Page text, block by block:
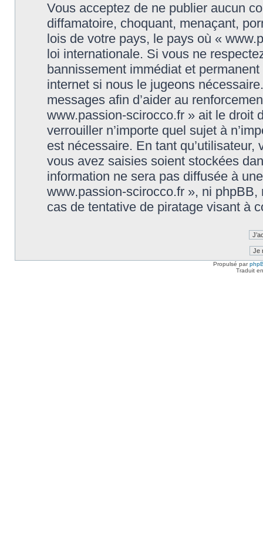
Vous acceptez de ne publier aucun
diffamatoire, choquant, menaçant,
lois de votre pays, le pays où «
loi internationale. Si vous ne
bannissement immédiat et
internet si nous le jugeons
messages afin d’aider au
www.passion-scirocco.fr » ait le droit
verrouiller n’importe quel sujet à
est nécessaire. En tant
vous avez saisies soient stockées
information ne sera pas diffusée à
www.passion-scirocco.fr », ni
cas de tentative de piratage visant à
Propulsé par
Traduit